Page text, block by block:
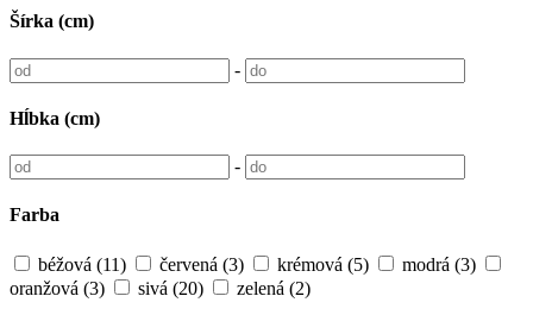
Šírka (cm)
-
Hĺbka (cm)
-
Farba
béžová (11) červená (3) krémová (5) modrá (3)
oranžová (3) sivá (20) zelená (2)